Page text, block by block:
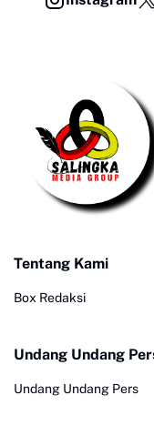
Tentang Kami
Box Redaksi
Undang Undang
Undang Undang Pers